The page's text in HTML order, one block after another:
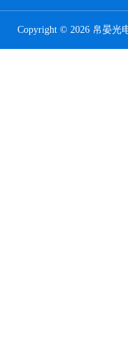
Copyright © 2026 帛晏光